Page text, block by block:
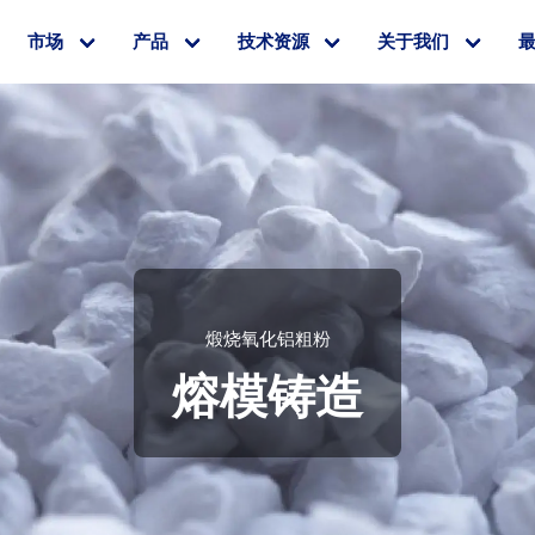
市场 产品 技术资源 关于我们
煅烧氧化铝粗粉
熔模铸造